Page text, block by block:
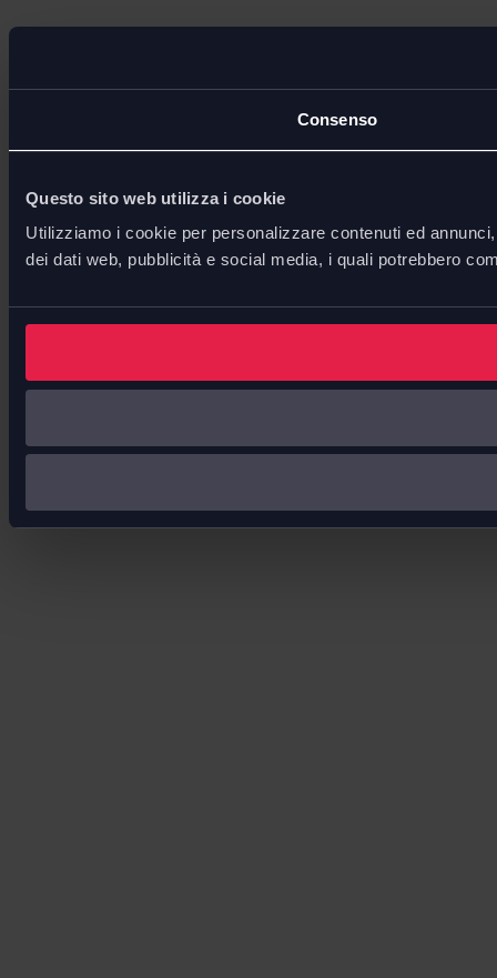
Consenso
Questo sito web utilizza i cookie
Utilizziamo i cookie per personalizzare contenuti ed
dei dati web, pubblicità e social media, i quali potrebbero